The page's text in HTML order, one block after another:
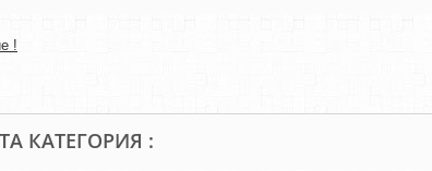
!
КАТЕГОРИЯ :